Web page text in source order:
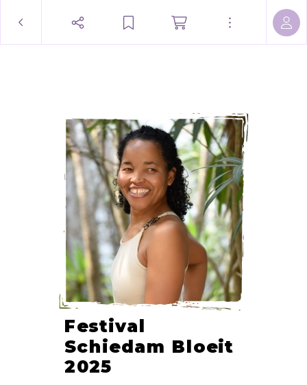
Festival
Schiedam Bloeit
2025